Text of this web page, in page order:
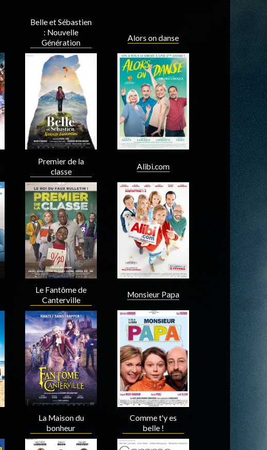
Belle et Sébastien
: Nouvelle
Génération
Acteur
Alors on danse
Acteur
Réalisateur
Scenariste
Premier de la
classe
Acteur
Alibi.com
Acteur
Le Fantôme de
Canterville
Monsieur Papa
La Maison du
bonheur
Comme t'y es
belle !